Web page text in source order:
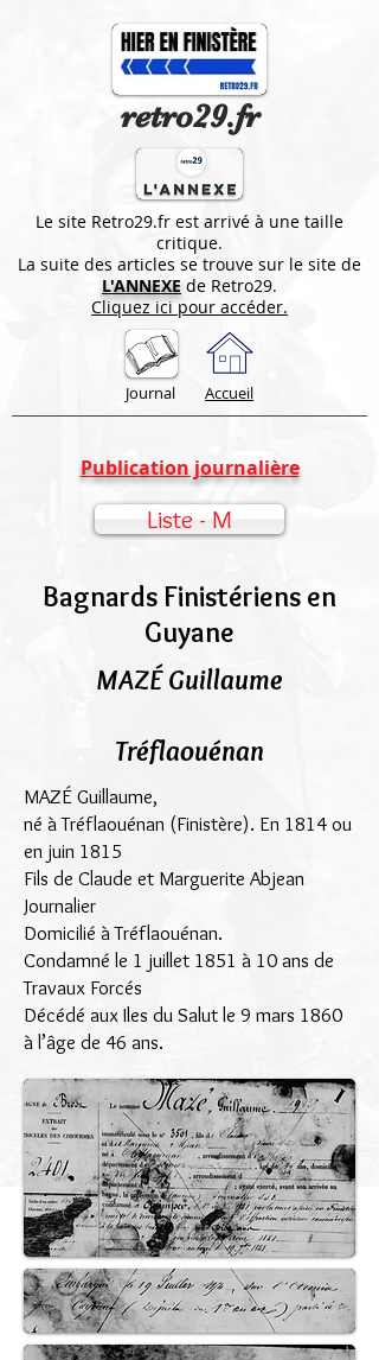
retro29.fr
Le site Retro29.fr est arrivé à une taille
critique.
La suite des articles se trouve sur le site de
L'ANNEXE de Retro29.
Cliquez ici pour accéder.
Journal Accueil
Publication journalière
Liste - M
Bagnards Finistériens en
Guyane
MAZÉ Guillaume
Tréflaouénan
MAZÉ Guillaume,
né à Tréflaouénan (Finistère). En 1814 ou
en juin 1815
Fils de Claude et Marguerite Abjean
Journalier
Domicilié à Tréflaouénan.
Condamné le 1 juillet 1851 à 10 ans de
Travaux Forcés
Décédé aux Iles du Salut le 9 mars 1860
à l’âge de 46 ans.